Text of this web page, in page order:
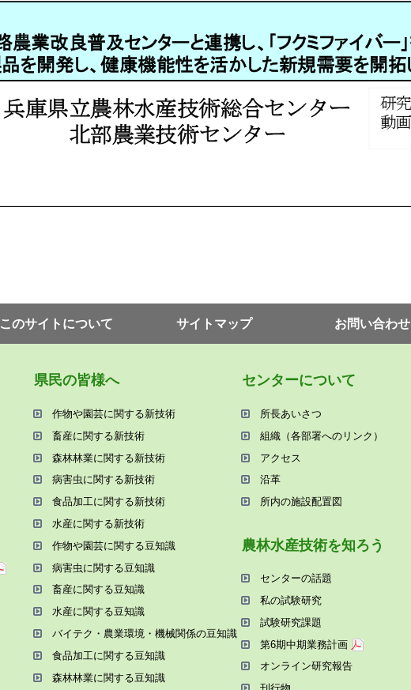
このサイトについて サイトマップ お問い合わせ
県⺠の皆様へ
作物や園芸に関する新技術
畜産に関する新技術
森林林業に関する新技術
病害⾍に関する新技術
⾷品加⼯に関する新技術
⽔産に関する新技術
作物や園芸に関する⾖知識
病害⾍に関する⾖知識
畜産に関する⾖知識
⽔産に関する⾖知識
バイテク・農業環境・機械関係の⾖知識
⾷品加⼯に関する⾖知識
森林林業に関する⾖知識
センターについて
所⻑あいさつ
組織（各部署へのリンク）
アクセス
沿⾰
所内の施設配置図
農林⽔産技術を知ろう
センターの話題
私の試験研究
試験研究課題
第6期中期業務計画
オンライン研究報告